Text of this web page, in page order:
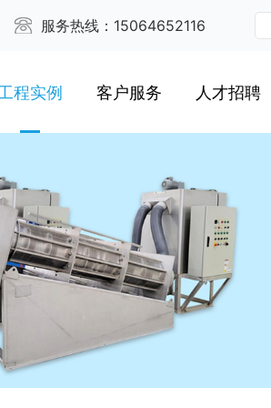
服务热线：15064652116
程实例
污水工程
废水工程
废水工程
水污水工程
料废水工程
药污水工程
客户服务
资料下载
产品选型
售后服务
人才招聘